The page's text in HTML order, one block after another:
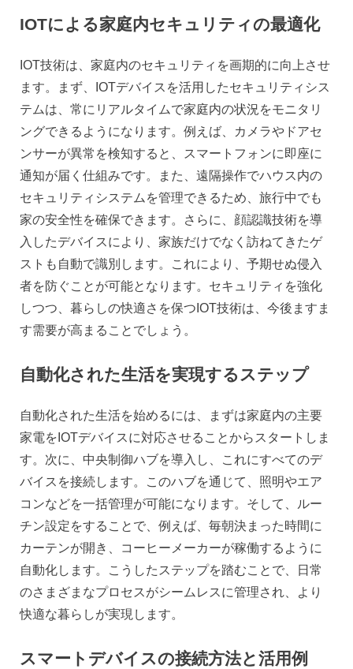
IOTによる家庭内セキュリティの最適化
IOT技術は、家庭内のセキュリティを画期的に向上させ
ます。まず、IOTデバイスを活用したセキュリティシス
テムは、常にリアルタイムで家庭内の状況をモニタリ
ングできるようになります。例えば、カメラやドアセ
ンサーが異常を検知すると、スマートフォンに即座に
通知が届く仕組みです。また、遠隔操作でハウス内の
セキュリティシステムを管理できるため、旅行中でも
家の安全性を確保できます。さらに、顔認識技術を導
入したデバイスにより、家族だけでなく訪ねてきたゲ
ストも自動で識別します。これにより、予期せぬ侵入
者を防ぐことが可能となります。セキュリティを強化
しつつ、暮らしの快適さを保つIOT技術は、今後ますま
す需要が高まることでしょう。
自動化された生活を実現するステップ
自動化された生活を始めるには、まずは家庭内の主要
家電をIOTデバイスに対応させることからスタートしま
す。次に、中央制御ハブを導入し、これにすべてのデ
バイスを接続します。このハブを通じて、照明やエア
コンなどを一括管理が可能になります。そして、ルー
チン設定をすることで、例えば、毎朝決まった時間に
カーテンが開き、コーヒーメーカーが稼働するように
自動化します。こうしたステップを踏むことで、日常
のさまざまなプロセスがシームレスに管理され、より
快適な暮らしが実現します。
スマートデバイスの接続方法と活用例